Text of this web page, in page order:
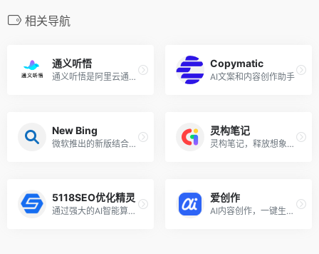
相关导航
通义听悟
通义听悟是阿里云通义家族新成员，是一款聚焦于音视频内容的工作学习AI助手。内置了通义千问大模型的理解与摘要能力，结合阿里云在音频AI领域深厚的积累，可帮助用户高效地完成对...
Copymatic
AI文案和内容创作助手
New Bing
微软推出的新版结合了ChatGPT功能的必应
灵构笔记
灵构笔记，释放想象，记录一切
5118SEO优化精灵
通过强大的AI智能算法将任何文章进行在线原创检测,变成另外一篇独一无二的文章，并集成原创度检查工具，使您的文章在搜索引擎和新媒体获得大量流量排名
爱创作
AI内容创作，一键生成文章、营销文本、配图与短视频等多类型内容